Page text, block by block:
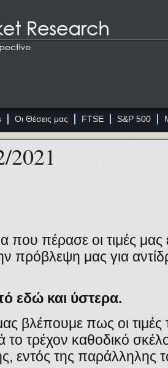
Οι Θέσεις μας FTSE S&P 500
2021
που πέρασε οι τιμές μας
πρόβλεψη μας για
εδώ και ύστερα.
βλέπουμε πως οι
το τρέχον καθοδικό
εντός της παράλληλης